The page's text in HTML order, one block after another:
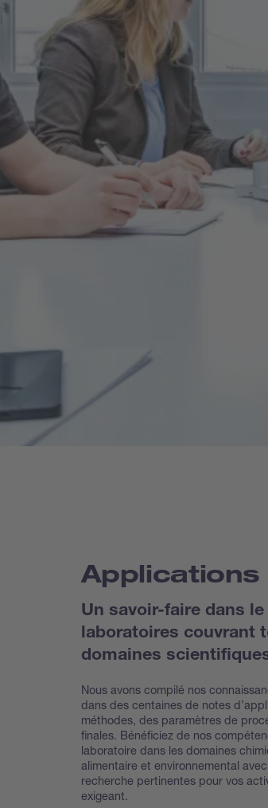
Applications
Un savoir-faire dans
laboratoires couvrant
domaines
Nous avons compilé nos
dans des centaines de notes
méthodes, des paramètres de
finales. Bénéficiez de nos
laboratoire dans les domaines
alimentaire et environnemental
recherche pertinentes pour vos
exigeant.